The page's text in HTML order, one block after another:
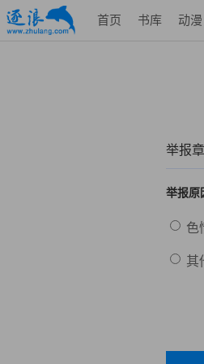
首页 书库 动漫
举报
举报原
色
其